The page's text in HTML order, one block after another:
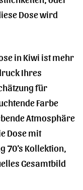
Dose wird
in Kiwi ist mehr
Ihres
für
Farbe
Atmosphäre
Dose mit
70’s Kollektion,
Gesamtbild